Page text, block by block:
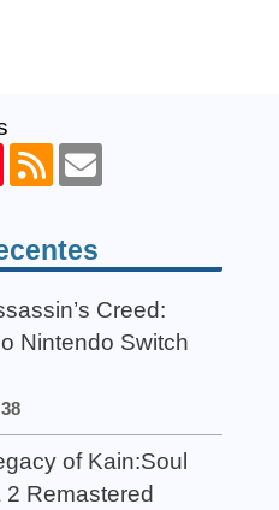
Creed:
Nintendo Switch
of Kain:Soul
2 Remastered